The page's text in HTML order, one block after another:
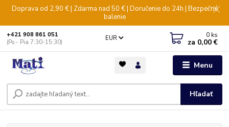
Doprava od 2,90 € | Zdarma nad 50 € | Doručenie do 24h | Bezpečné
balenie
Menu
EUR
Hľadať
+421 908 861 051
(Po - Pia 7:30-15:30)
0 ks
za 0,00 €